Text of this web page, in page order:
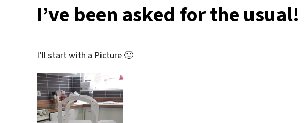
I’ve been asked for the usual!
I’ll start with a Picture 🙂